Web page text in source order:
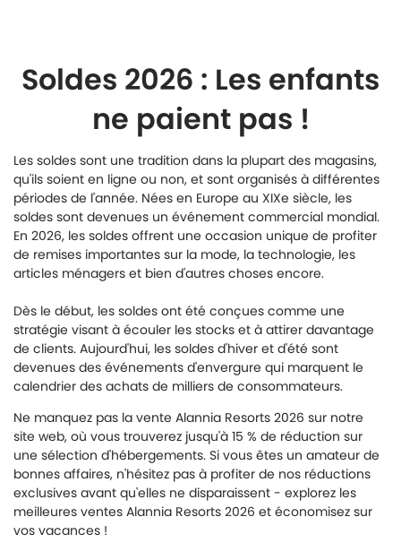
Soldes 2026 : Les enfants
ne paient pas !
Les soldes sont une tradition dans la plupart des magasins,
qu'ils soient en ligne ou non, et sont organisés à différentes
périodes de l'année. Nées en Europe au XIXe siècle, les
soldes sont devenues un événement commercial mondial.
En 2026, les soldes offrent une occasion unique de profiter
de remises importantes sur la mode, la technologie, les
articles ménagers et bien d'autres choses encore.
Dès le début, les soldes ont été conçues comme une
stratégie visant à écouler les stocks et à attirer davantage
de clients. Aujourd'hui, les soldes d'hiver et d'été sont
devenues des événements d'envergure qui marquent le
calendrier des achats de milliers de consommateurs.
Ne manquez pas la vente Alannia Resorts 2026 sur notre
site web, où vous trouverez jusqu'à 15 % de réduction sur
une sélection d'hébergements. Si vous êtes un amateur de
bonnes affaires, n'hésitez pas à profiter de nos réductions
exclusives avant qu'elles ne disparaissent - explorez les
meilleures ventes Alannia Resorts 2026 et économisez sur
vos vacances !